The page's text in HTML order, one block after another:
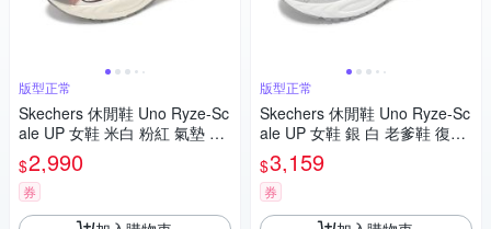
版型正常
Skechers 休閒鞋 Uno Ryze-Sc
ale UP 女鞋 米白 粉紅 氣墊 老
爹鞋 復古 舒華代言款 無小卡 1
77606PKMT
$2,990
券
版型正常
Skechers 休閒鞋 Uno Ryze-Sc
ale UP 女鞋 銀 白 老爹鞋 復古
氣墊 舒華代言款 177606LTGY
$3,159
券